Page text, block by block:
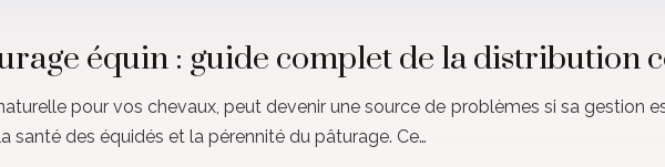
équin : guide complet de la distribution
pour vos chevaux, peut devenir une source de problèmes si sa gestion
santé des équidés et la pérennité du pâturage. Ce…